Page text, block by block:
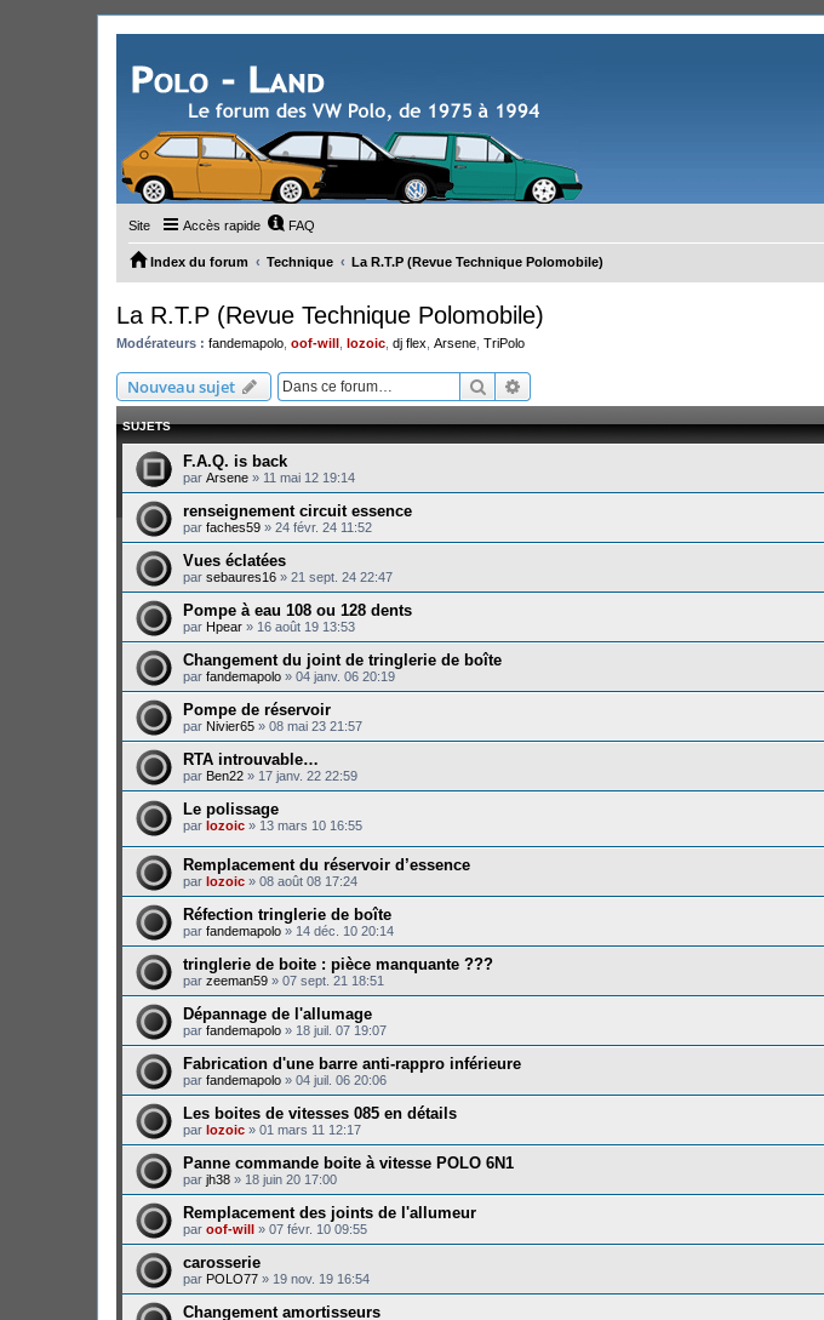
Site Accès rapide FAQ
Index du forum Technique La R.T.P (Revue Technique Polomobile)
La R.T.P (Revue Technique Polomobile)
Modérateurs : fandemapolo oof-will lozoic dj flex Arsene TriPolo
Nouveau sujet Rechercher
SUJETS
F.A.Q. is back
par Arsene » 11 mai 12 19:14
renseignement circuit essence
par faches59 » 24 févr. 24 11:52
Vues éclatées
par sebaures16 » 21 sept. 24 22:47
Pompe à eau 108 ou 128 dents
par Hpear » 16 août 19 13:53
Changement du joint de tringlerie de boîte
par fandemapolo » 04 janv. 06 20:19
Pompe de réservoir
par Nivier65 » 08 mai 23 21:57
RTA introuvable…
par Ben22 » 17 janv. 22 22:59
Le polissage
par lozoic » 13 mars 10 16:55
Remplacement du réservoir d’essence
par lozoic » 08 août 08 17:24
Réfection tringlerie de boîte
par fandemapolo » 14 déc. 10 20:14
tringlerie de boite : pièce manquante ???
par zeeman59 » 07 sept. 21 18:51
Dépannage de l'allumage
par fandemapolo » 18 juil. 07 19:07
Fabrication d'une barre anti-rappro inférieure
par fandemapolo » 04 juil. 06 20:06
Les boites de vitesses 085 en détails
par lozoic » 01 mars 11 12:17
Panne commande boite à vitesse POLO 6N1
par jh38 » 18 juin 20 17:00
Remplacement des joints de l'allumeur
par oof-will » 07 févr. 10 09:55
carosserie
par POLO77 » 19 nov. 19 16:54
Changement amortisseurs